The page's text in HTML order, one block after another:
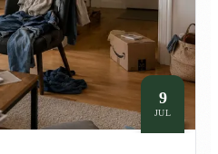
9
JUL